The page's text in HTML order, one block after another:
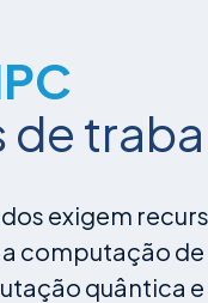
de
exigem
computação
quântica